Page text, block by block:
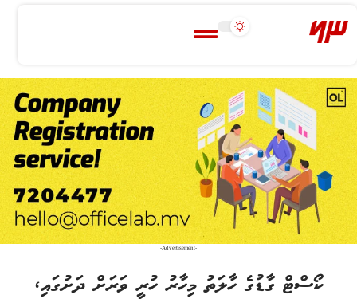
-Advertisement-
ކޯސްޓް ގާޑުގެ ހާލަތު މިހާރު ހުރީ ވަރަށް ދަށުގައި،